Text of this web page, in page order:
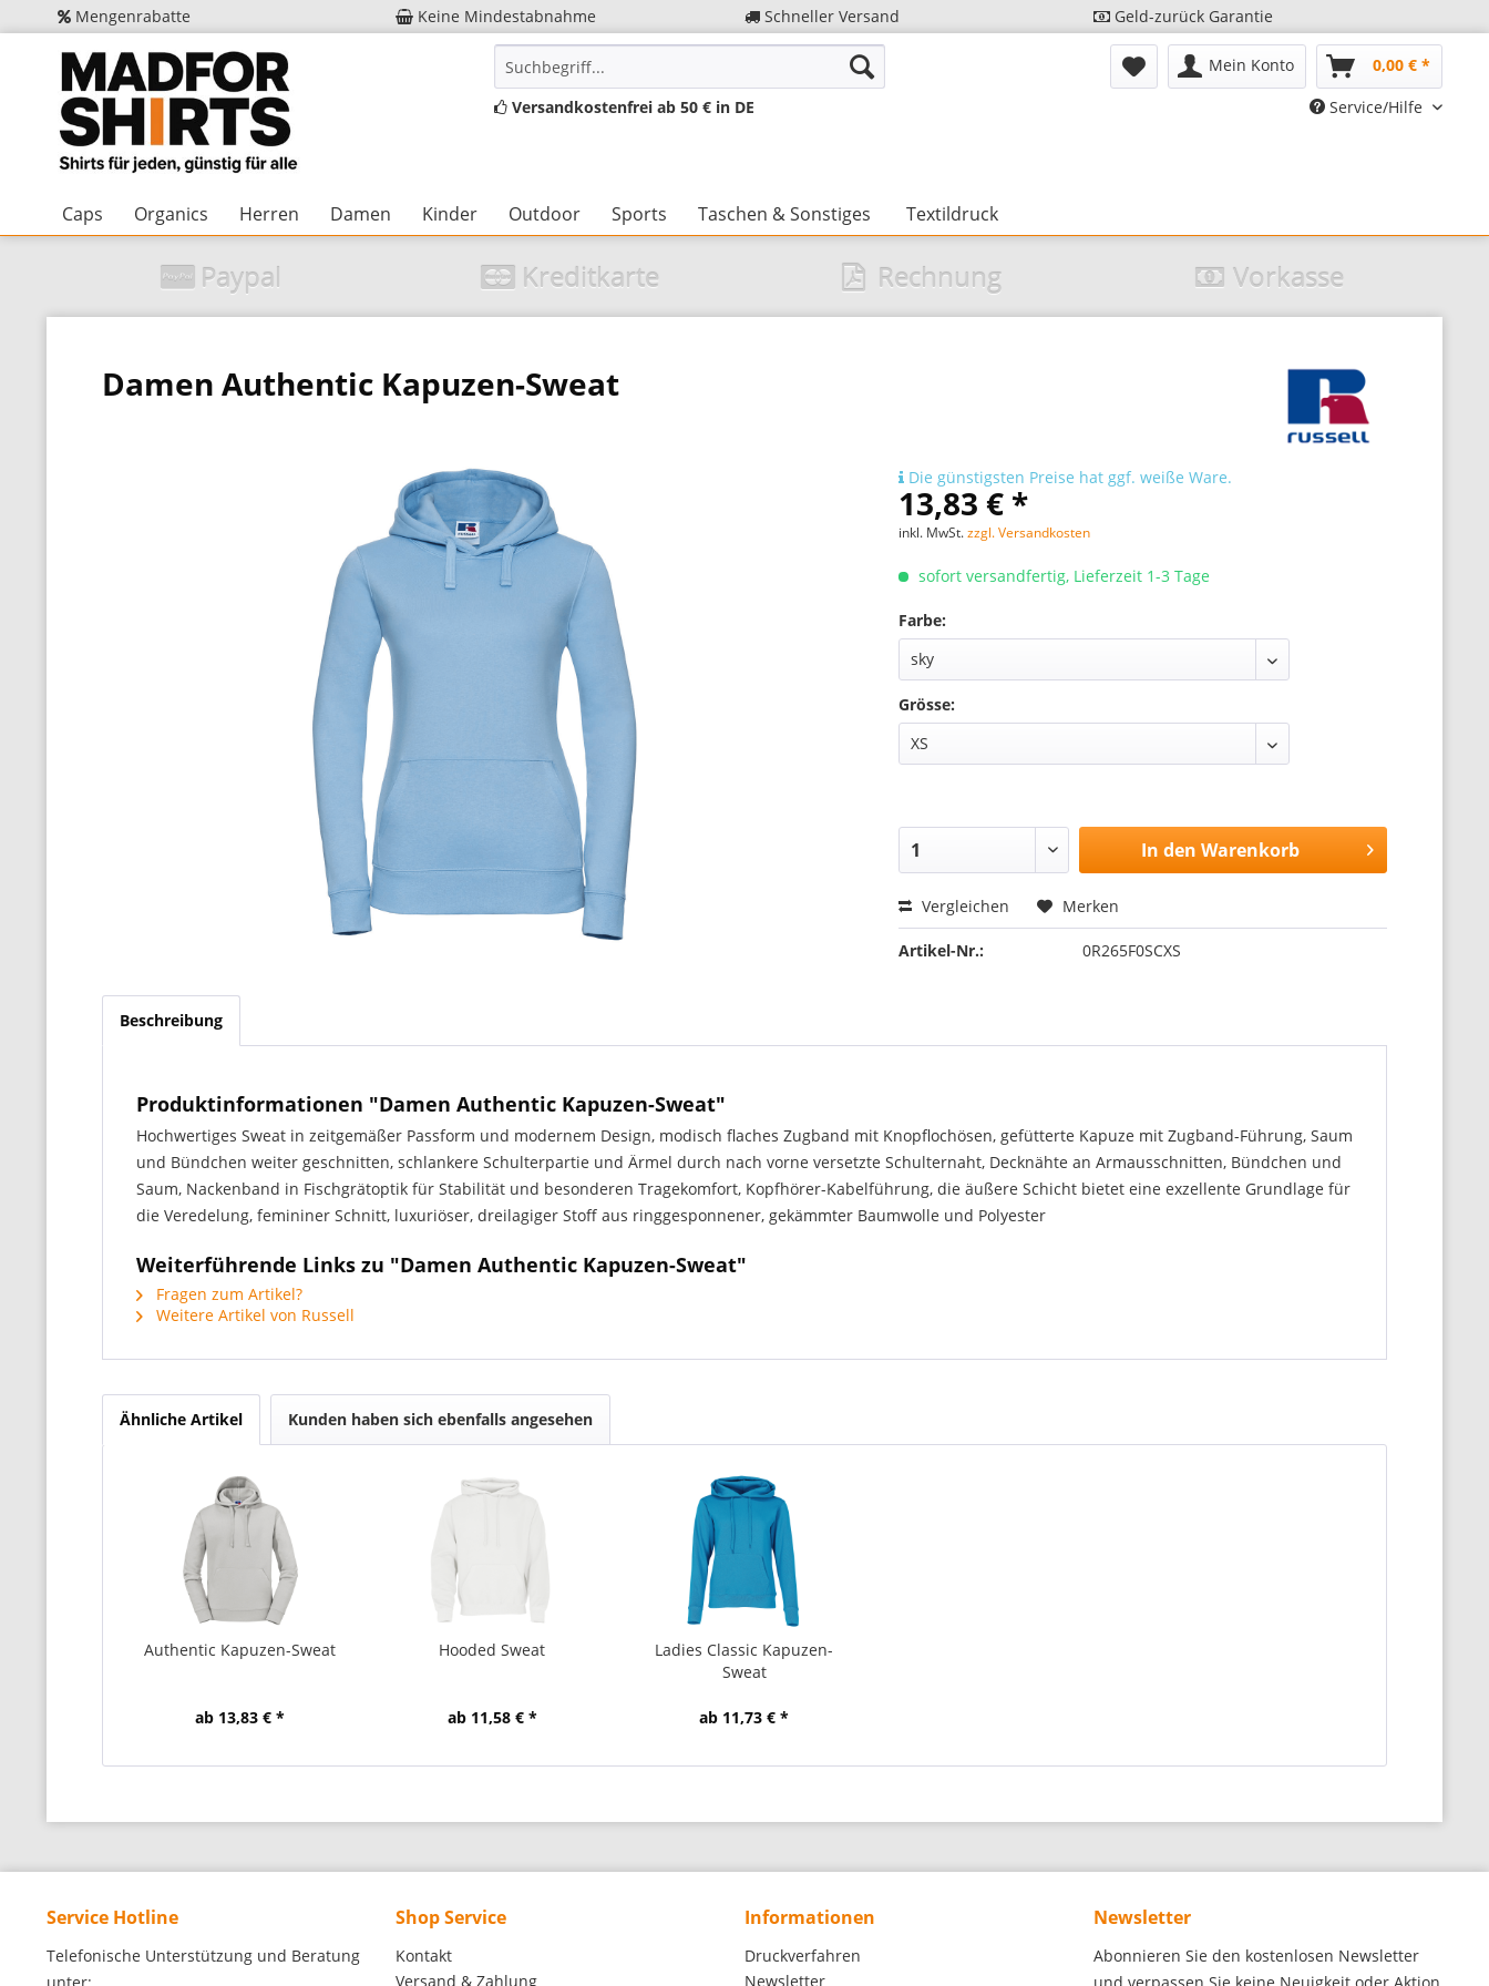
Mengenrabatte Keine Mindestabnahme Schneller Versand Geld-zurück Garantie
Mein Konto
0,00 € *
Versandkostenfrei ab 50 € in DE
Service/Hilfe
Caps Organics Herren Damen Kinder Outdoor Sports Taschen & Sonstiges Textildruck
Paypal Kreditkarte Rechnung Vorkasse
Damen Authentic Kapuzen-Sweat
Die günstigsten Preise hat ggf. weiße Ware.
13,83 € *
inkl. MwSt.zzgl. Versandkosten
sofort versandfertig, Lieferzeit 1-3 Tage
Farbe:
Grösse:
In den Warenkorb
Vergleichen Merken
Artikel-Nr.: 0R265F0SCXS
Beschreibung
Produktinformationen "Damen Authentic Kapuzen-Sweat"
Hochwertiges Sweat in zeitgemäßer Passform und modernem Design, modisch flaches Zugband mit Knopflochösen, gefütterte Kapuze mit Zugband-Führung, Saum
und Bündchen weiter geschnitten, schlankere Schulterpartie und Ärmel durch nach vorne versetzte Schulternaht, Decknähte an Armausschnitten, Bündchen und
Saum, Nackenband in Fischgrätoptik für Stabilität und besonderen Tragekomfort, Kopfhörer-Kabelführung, die äußere Schicht bietet eine exzellente Grundlage für
die Veredelung, femininer Schnitt, luxuriöser, dreilagiger Stoff aus ringgesponnener, gekämmter Baumwolle und Polyester
Weiterführende Links zu "Damen Authentic Kapuzen-Sweat"
Fragen zum Artikel?
Weitere Artikel von Russell
Ähnliche Artikel Kunden haben sich ebenfalls angesehen
Authentic Kapuzen-Sweat
ab 13,83 € *
Hooded Sweat
ab 11,58 € *
Ladies Classic Kapuzen-
Sweat
ab 11,73 € *
Service Hotline
Telefonische Unterstützung und Beratung
Shop Service
Kontakt
Versand & Zahlung
Informationen
Druckverfahren
Newsletter
Newsletter
Abonnieren Sie den kostenlosen Newsletter